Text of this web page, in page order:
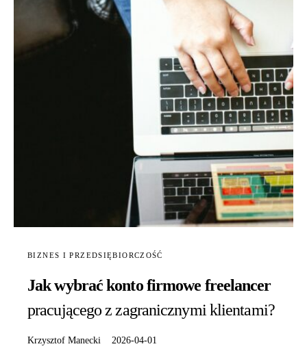
BIZNES I PRZEDSIĘBIORCZOŚĆ
Jak wybrać konto firmowe freelancer
pracującego z zagranicznymi klientami?
Krzysztof Manecki 2026-04-01